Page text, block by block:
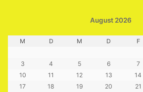
August 2026
M D M D F
3
4 5 6 7
10
11 12 13 14
17
18 19 20 21